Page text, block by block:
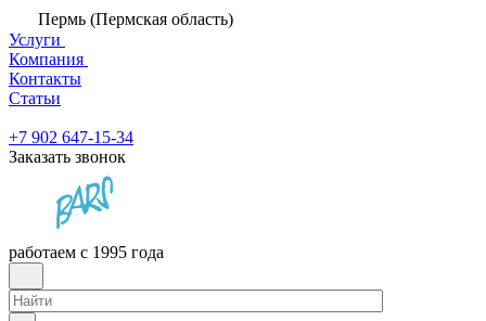
Пермь (Пермская область)
Услуги
Компания
Контакты
Статьи
+7 902 647-15-34
Заказать звонок
работаем с 1995 года